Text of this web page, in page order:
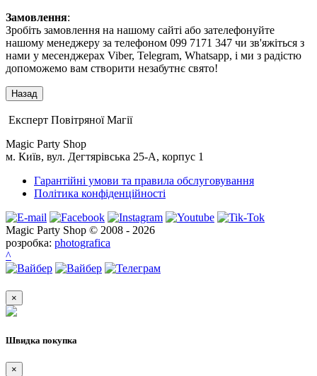
Замовлення:
Зробіть замовлення на нашому сайті або зателефонуйте
нашому менеджеру за телефоном 099 7171 347 чи зв'яжіться з
нами у месенджерах Viber, Telegram, Whatsapp, і ми з радістю
допоможемо вам створити незабутнє свято!
Експерт Повітряної Магії
Magic Party Shop
м. Київ, вул. Дегтярівська 25-А, корпус 1
Гарантійні умови та правила обслуговування
Політика конфіденційності
Magic Party Shop © 2008 - 2026
розробка: photografica
^
×
Швидка покупка
×